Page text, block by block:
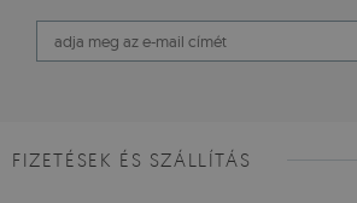
FIZETÉSEK ÉS SZÁLLÍTÁS